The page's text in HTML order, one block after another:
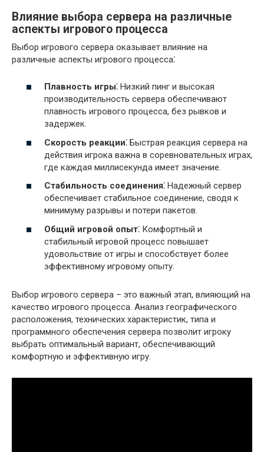
Влияние выбора сервера на различные
аспекты игрового процесса
Выбор игрового сервера оказывает влияние на
различные аспекты игрового процесса⁚
Плавность игры⁚ Низкий пинг и высокая
производительность сервера обеспечивают
плавность игрового процесса, без рывков и
задержек.
Скорость реакции⁚ Быстрая реакция сервера на
действия игрока важна в соревновательных играх,
где каждая миллисекунда имеет значение.
Стабильность соединения⁚ Надежный сервер
обеспечивает стабильное соединение, сводя к
минимуму разрывы и потери пакетов.
Общий игровой опыт⁚ Комфортный и
стабильный игровой процесс повышает
удовольствие от игры и способствует более
эффективному игровому опыту.
Выбор игрового сервера – это важный этап, влияющий на
качество игрового процесса. Анализ географического
расположения, технических характеристик, типа и
программного обеспечения сервера позволит игроку
выбрать оптимальный вариант, обеспечивающий
комфортную и эффективную игру.